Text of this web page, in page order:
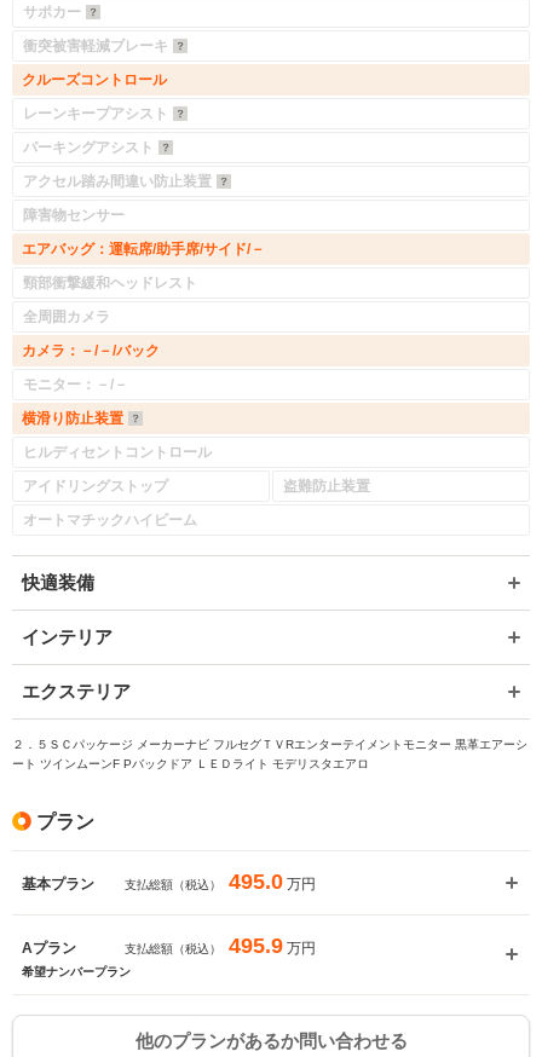
サポカー
衝突被害軽減ブレーキ
クルーズコントロール
レーンキープアシスト
パーキングアシスト
アクセル踏み間違い防止装置
障害物センサー
エアバッグ：運転席/助手席/サイド/－
頸部衝撃緩和ヘッドレスト
全周囲カメラ
カメラ：－/－/バック
モニター：－/－
横滑り防止装置
ヒルディセントコントロール
アイドリングストップ
盗難防止装置
オートマチックハイビーム
快適装備
インテリア
エクステリア
２．５ＳＣパッケージ メーカーナビ フルセグＴＶRエンターテイメントモニター 黒革エアーシ
ート ツインムーンF Pバックドア ＬＥＤライト モデリスタエアロ
プラン
基本プラン 支払総額（税込） 495.0 万円
Aプラン 支払総額（税込） 495.9 万円
希望ナンバープラン
他のプランがあるか問い合わせる